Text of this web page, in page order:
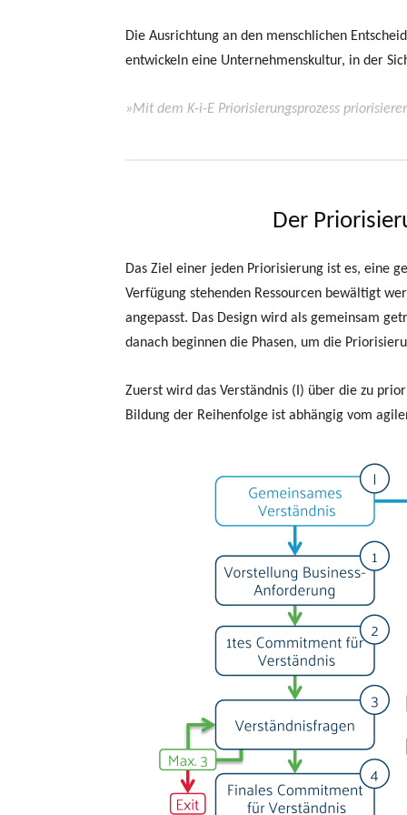
Die Ausrichtung an den menschlichen
entwickeln eine Unternehmenskultur, in der
»Mit dem K-i-E Priorisierungsprozess
Der
Das Ziel einer jeden Priorisierung ist es, eine
Verfügung stehenden Ressourcen bewältigt
angepasst. Das Design wird als gemeinsam
danach beginnen die Phasen, um die
Zuerst wird das Verständnis (I) über die zu
Bildung der Reihenfolge ist abhängig vom